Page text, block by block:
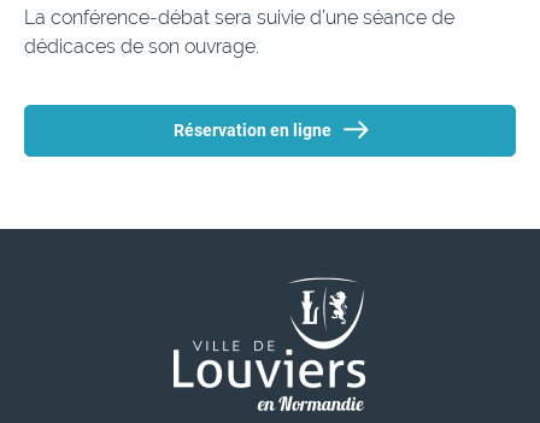
La conférence-débat sera suivie d’une séance de
dédicaces de son ouvrage.
Réservation en ligne